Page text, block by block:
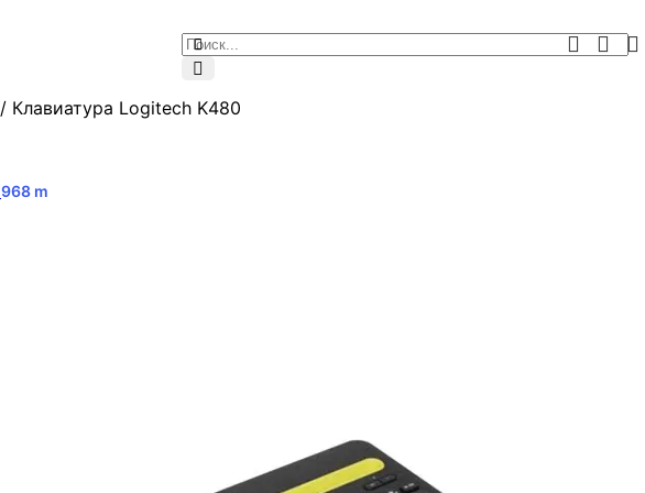
/ Клавиатура Logitech K480
968 m